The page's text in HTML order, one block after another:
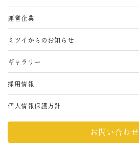
運営企業
ミツイからのお知らせ
ギャラリー
採用情報
個人情報保護方針
お問い合わせ